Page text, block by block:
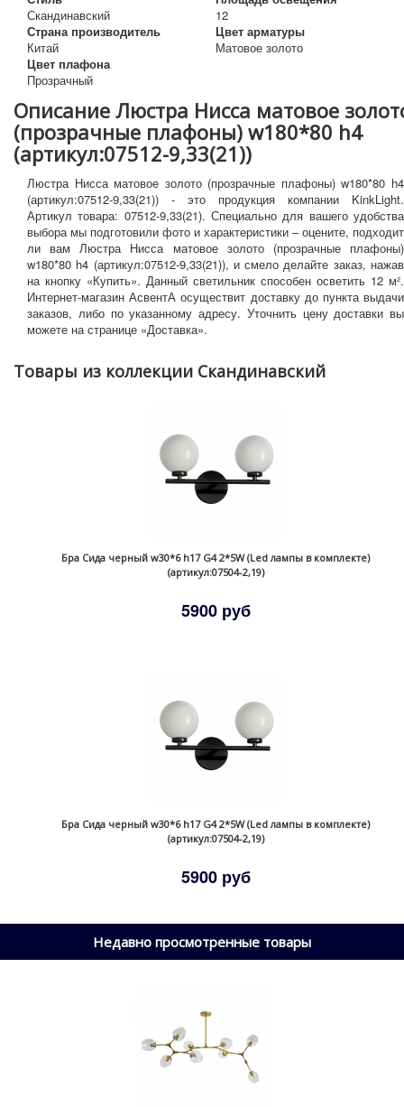
Скандинавский
12
Страна производитель
Китай
Цвет арматуры
Матовое золото
Цвет плафона
Прозрачный
Описание Люстра Нисса матовое
(прозрачные плафоны) w180*80 h4
(артикул:07512-9,33(21))
Люстра Нисса матовое золото (прозрачные плафоны) w180*80 h4
(артикул:07512-9,33(21)) - это продукция компании KinkLight.
Артикул товара: 07512-9,33(21). Специально для вашего удобства
выбора мы подготовили фото и характеристики – оцените, подходит
ли вам Люстра Нисса матовое золото (прозрачные плафоны)
w180*80 h4 (артикул:07512-9,33(21)), и смело делайте заказ, нажав
на кнопку «Купить». Данный светильник способен осветить 12 м².
Интернет-магазин АсвентА осуществит доставку до пункта выдачи
заказов, либо по указанному адресу. Уточнить цену доставки вы
можете на странице «Доставка».
Товары из коллекции Скандинавский
Бра Сида черный w30*6 h17 G4 2*5W (Led лампы в комплекте)
(артикул:07504-2,19)
5900 руб
Бра Сида черный w30*6 h17 G4 2*5W (Led лампы в комплекте)
(артикул:07504-2,19)
5900 руб
Недавно просмотренные товары